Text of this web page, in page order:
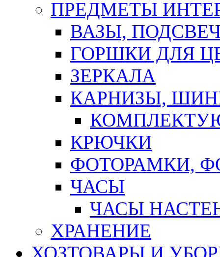
ПРЕДМЕТЫ
ВАЗЫ,
ГОРШКИ ДЛЯ
ЗЕРКАЛА
КАРНИЗЫ,
КРЮЧКИ
ФОТОРАМКИ,
ЧАСЫ
ЧАСЫ
ХРАНЕНИЕ